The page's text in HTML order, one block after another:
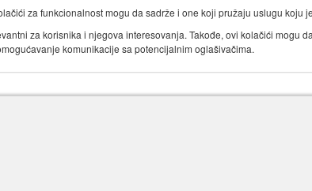
za funkcionalnost mogu da sadrže i one koji pružaju uslugu koju
za korisnika i njegova interesovanja. Takođe, ovi kolačići mogu
komunikacije sa potencijalnim oglašivačima.